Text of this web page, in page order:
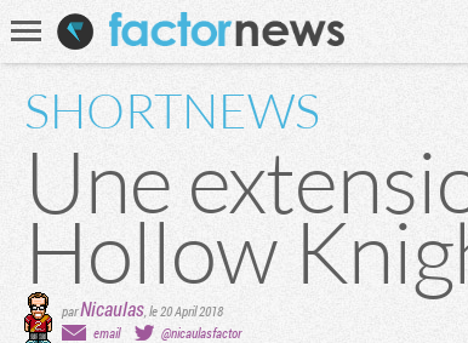
Recherche
SHORTNEWS
Une
Hollow
parNicaulas,le 20 April 2018
email
@nicaulasfactor